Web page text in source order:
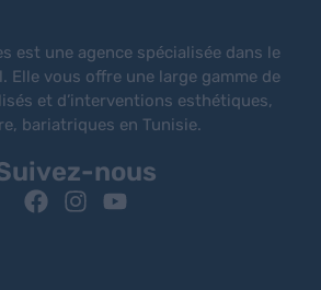
est une agence spécialisée dans le
Elle vous offre une large gamme de
et d’interventions esthétiques,
bariatriques en Tunisie.
nous